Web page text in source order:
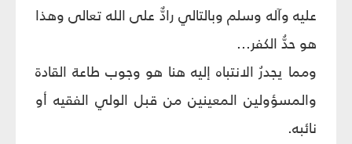
عليه وآله وسلم وبالتالي رادٌّ على الله تعالى وهذا
هو حدُّ الكفر...
ومما يجدرُ الانتباه إليه هنا هو وجوب طاعة القادة
والمسؤولين المعينين من قبل الولي الفقيه أو
نائبه.